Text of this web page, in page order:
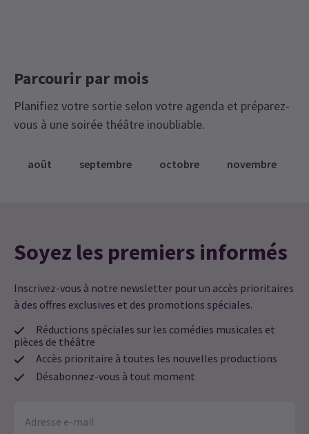
Parcourir par mois
Planifiez votre sortie selon votre agenda et préparez-
vous à une soirée théâtre inoubliable.
août septembre octobre novembre
Soyez les premiers informés
Inscrivez-vous à notre newsletter pour un accès prioritaires
à des offres exclusives et des promotions spéciales.
Réductions spéciales sur les comédies musicales et
pièces de théâtre
Accès prioritaire à toutes les nouvelles productions
Désabonnez-vous à tout moment